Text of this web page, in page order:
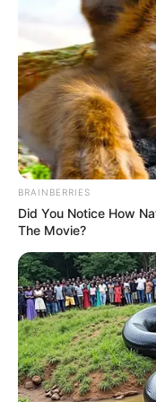
BRAINBERRIES
Did You Notice How
The Movie?